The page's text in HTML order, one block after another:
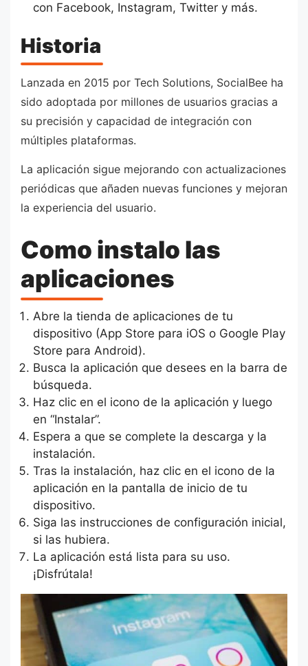
con Facebook, Instagram, Twitter y más.
Historia
Lanzada en 2015 por Tech Solutions, SocialBee ha
sido adoptada por millones de usuarios gracias a
su precisión y capacidad de integración con
múltiples plataformas.
La aplicación sigue mejorando con actualizaciones
periódicas que añaden nuevas funciones y mejoran
la experiencia del usuario.
Como instalo las
aplicaciones
Abre la tienda de aplicaciones de tu
dispositivo (App Store para iOS o Google Play
Store para Android).
Busca la aplicación que desees en la barra de
búsqueda.
Haz clic en el icono de la aplicación y luego
en “Instalar”.
Espera a que se complete la descarga y la
instalación.
Tras la instalación, haz clic en el icono de la
aplicación en la pantalla de inicio de tu
dispositivo.
Siga las instrucciones de configuración inicial,
si las hubiera.
La aplicación está lista para su uso.
¡Disfrútala!